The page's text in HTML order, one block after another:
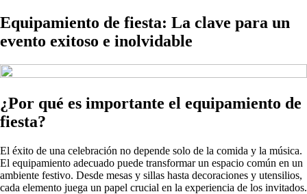
Equipamiento de fiesta: La clave para un
evento exitoso e inolvidable
¿Por qué es importante el equipamiento de
fiesta?
El éxito de una celebración no depende solo de la comida y la música.
El equipamiento adecuado puede transformar un espacio común en un
ambiente festivo. Desde mesas y sillas hasta decoraciones y utensilios,
cada elemento juega un papel crucial en la experiencia de los invitados.